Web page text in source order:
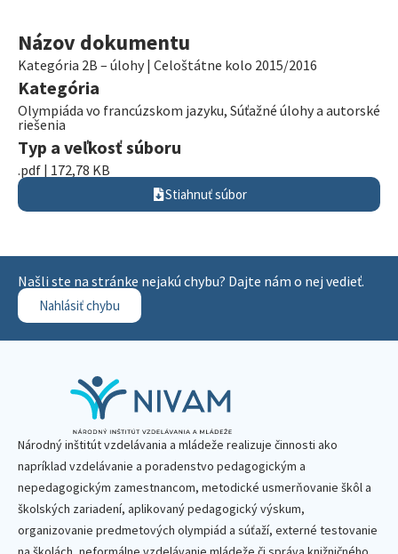
Názov dokumentu
Kategória 2B – úlohy | Celoštátne kolo 2015/2016
Kategória
Olympiáda vo francúzskom jazyku, Súťažné úlohy a autorské
riešenia
Typ a veľkosť súboru
.pdf | 172,78 KB
Stiahnuť súbor
Našli ste na stránke nejakú chybu? Dajte nám o nej vedieť.
Nahlásiť chybu
Národný inštitút vzdelávania a mládeže realizuje činnosti ako
napríklad vzdelávanie a poradenstvo pedagogickým a
nepedagogickým zamestnancom, metodické usmerňovanie škôl a
školských zariadení, aplikovaný pedagogický výskum,
organizovanie predmetových olympiád a súťaží, externé testovanie